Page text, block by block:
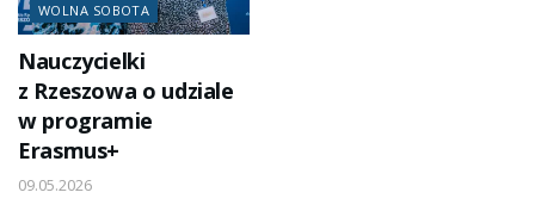
WOLNA SOBOTA
Nauczycielki
z Rzeszowa o udziale
w programie
Erasmus+
09.05.2026